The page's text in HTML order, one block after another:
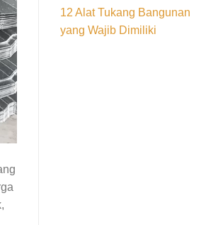
12 Alat Tukang Bangunan
yang Wajib Dimiliki